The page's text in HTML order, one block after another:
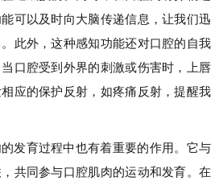
可以及时向大脑传递信息，让我们迅
此外，这种感知功能还对口腔的自我
口腔受到外界的刺激或伤害时，上唇
应的保护反射，如疼痛反射，提醒我
的发育过程中也有着重要的作用。它与
共同参与口腔肌肉的运动和发育。在